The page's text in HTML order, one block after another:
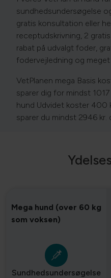
sundhedsundersøgelse
gratis konsultation eller
receptudskrivning, 2
rabat på udvalgt foder,
fodervejledning og meget
VetPlanen mega Basis
sparer dig for mindst
hund Udvidet koster 400
sparer du mindst 2946 kr.
Mega hund (over 60 kg
som voksen)
Sundhedsundersøgelse